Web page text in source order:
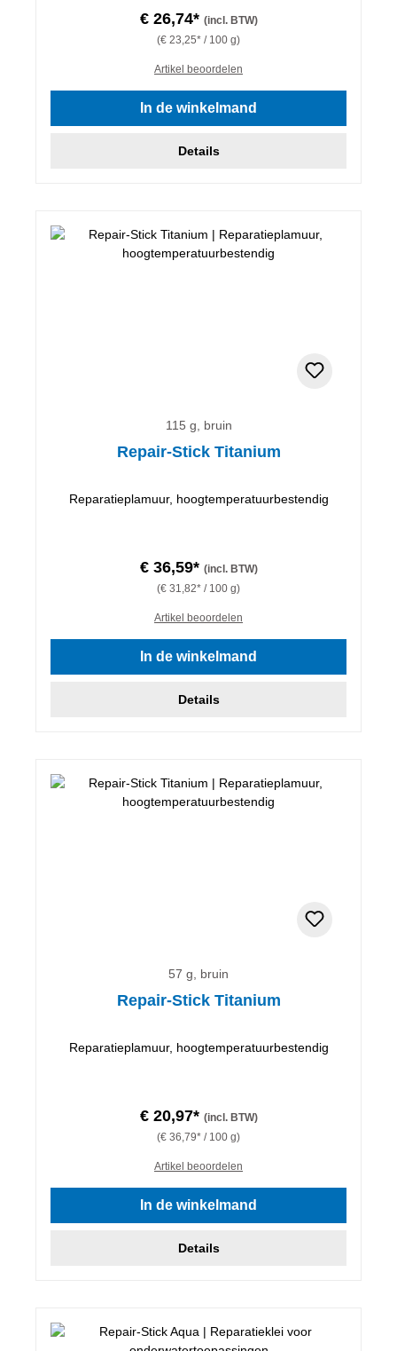
€ 26,74* (incl. BTW)
(€ 23,25* / 100 g)
Artikel beoordelen
In de winkelmand
Details
115 g, bruin
Repair-Stick Titanium
Reparatieplamuur, hoogtemperatuurbestendig
€ 36,59* (incl. BTW)
(€ 31,82* / 100 g)
Artikel beoordelen
In de winkelmand
Details
57 g, bruin
Repair-Stick Titanium
Reparatieplamuur, hoogtemperatuurbestendig
€ 20,97* (incl. BTW)
(€ 36,79* / 100 g)
Artikel beoordelen
In de winkelmand
Details